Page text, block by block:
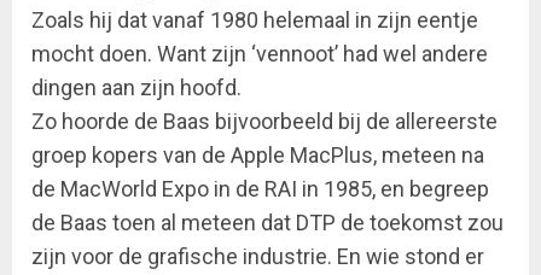
Zoals hij dat vanaf 1980 helemaal in zijn eentje
mocht doen. Want zijn ‘vennoot’ had wel andere
dingen aan zijn hoofd.
Zo hoorde de Baas bijvoorbeeld bij de allereerste
groep kopers van de Apple MacPlus, meteen na
de MacWorld Expo in de RAI in 1985, en begreep
de Baas toen al meteen dat DTP de toekomst zou
zijn voor de grafische industrie. En wie stond er